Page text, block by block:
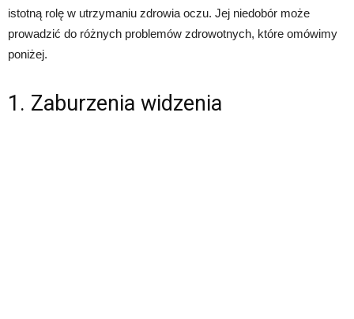
istotną rolę w utrzymaniu zdrowia oczu. Jej niedobór może
prowadzić do różnych problemów zdrowotnych, które omówimy
poniżej.
1. Zaburzenia widzenia